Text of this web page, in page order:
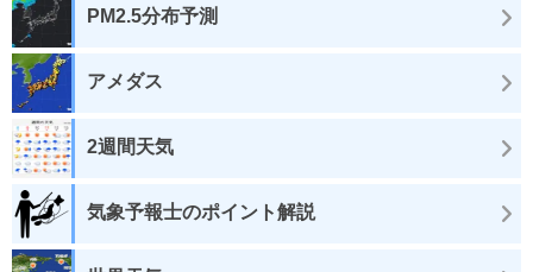
PM2.5分布予測
アメダス
2週間天気
気象予報士のポイント解説